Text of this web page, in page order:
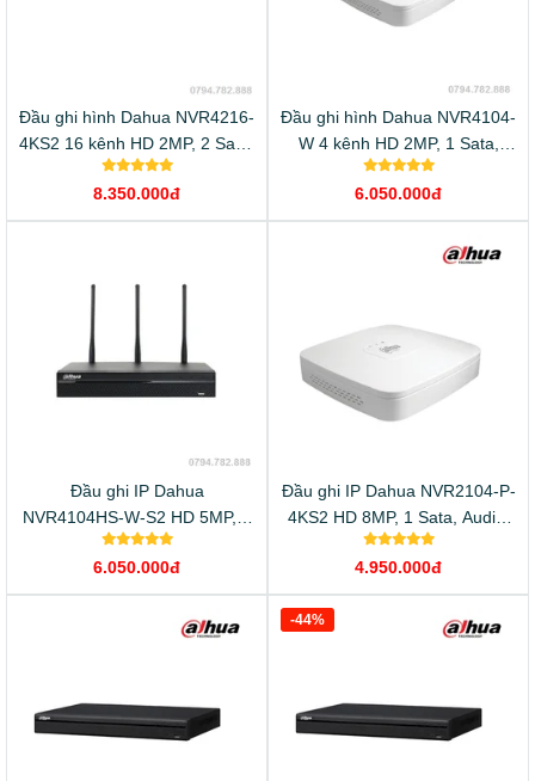
Đầu ghi hình Dahua NVR4216-
4KS2 16 kênh HD 2MP, 2 Sata,
Audio 1/1, vỏ kim loại
8.350.000đ
Đầu ghi hình Dahua NVR4104-
W 4 kênh HD 2MP, 1 Sata,
Audio 1/1, tích hợp Wifi.
6.050.000đ
Đầu ghi IP Dahua
NVR4104HS-W-S2 HD 5MP, 1
Sata, tích hợp Wifi, 2 băng tần,
Onvif
6.050.000đ
Đầu ghi IP Dahua NVR2104-P-
4KS2 HD 8MP, 1 Sata, Audio,
4 cổng PoE
4.950.000đ
-44%